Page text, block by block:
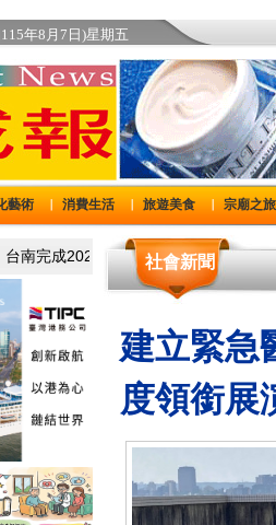
年8月7日)星期五
藝術 消費生活 旅遊美食 宗廟之旅
社會新聞
建立緊
度領銜展